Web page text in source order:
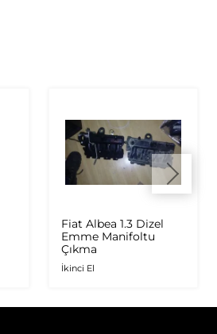
Fiat Albea 1.3 Dizel
Emme Manifoltu
Çıkma
İkinci El